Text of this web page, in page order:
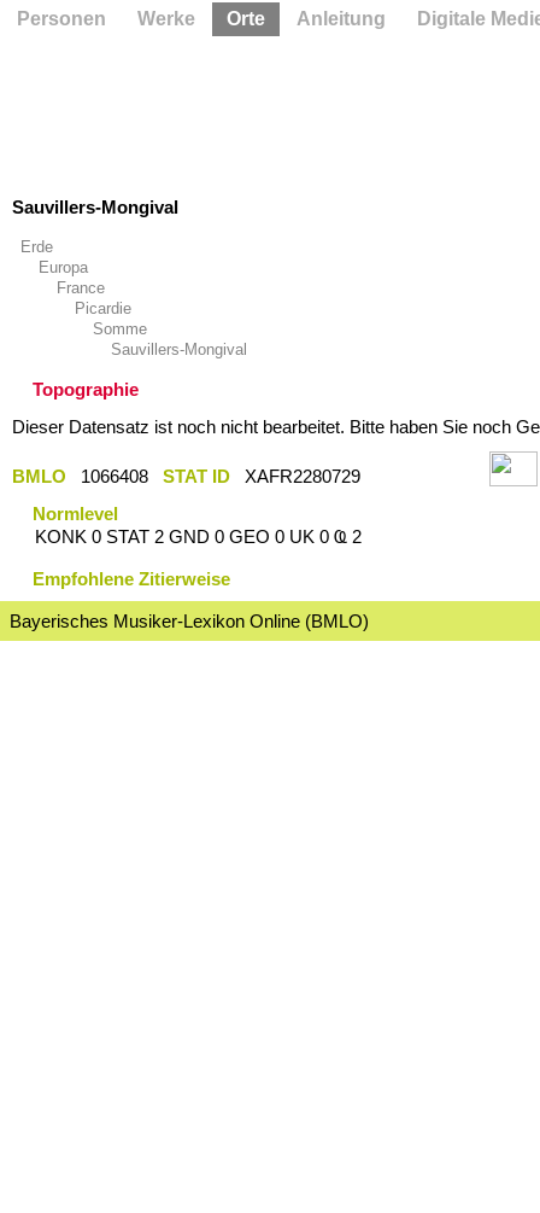
Sauvillers-Mongival
Erde
Europa
France
Picardie
Somme
Sauvillers-Mongival
Topographie
Dieser Datensatz ist noch nicht bearbeitet. Bitte haben Sie noch
BMLO 1066408 STAT ID
XAFR2280729
Normlevel
KONK 0 STAT 2 GND 0 GEO 0 UK 0 Ҩ 2
Empfohlene Zitierweise
Bayerisches Musiker-Lexikon Online (BMLO)
Personen Werke Orte Anleitung Digitale